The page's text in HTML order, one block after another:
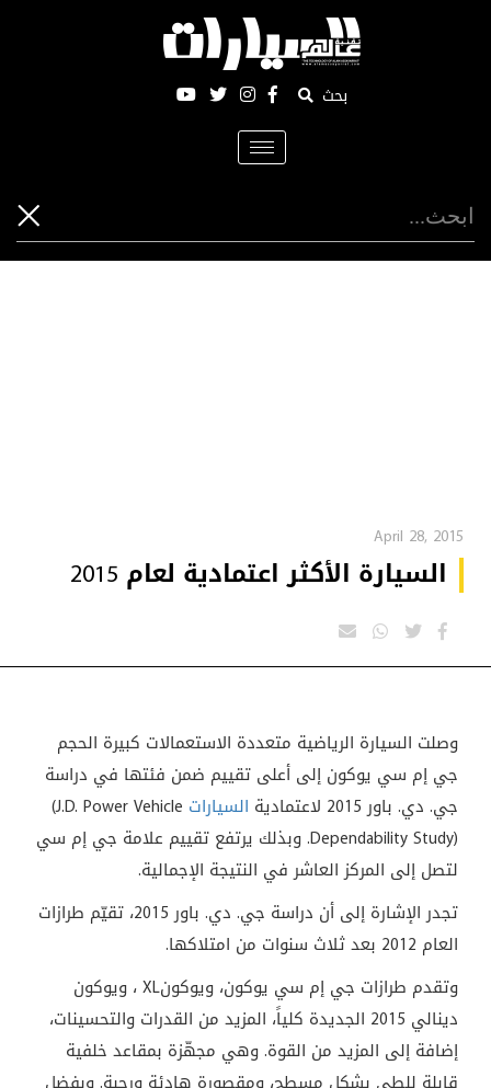
بحث
Toggle
navigation
April 28, 2015
السيارة الأكثر اعتمادية لعام 2015
وصلت السيارة الرياضية متعددة الاستعمالات كبيرة الحجم
جي إم سي يوكون إلى أعلى تقييم ضمن فئتها في دراسة
جي. دي. باور 2015 لاعتمادية
السيارات (J.D. Power Vehicle
Dependability Study). وبذلك يرتفع تقييم علامة جي إم سي
لتصل إلى المركز العاشر في النتيجة الإجمالية.
تجدر الإشارة إلى أن دراسة جي. دي. باور 2015، تقيّم طرازات
العام 2012 بعد ثلاث سنوات من امتلاكها
.
وتقدم طرازات جي إم سي يوكون، ويوكونXL، ويوكون
دينالي 2015 الجديدة كلياً، المزيد من القدرات والتحسينات،
إضافة إلى المزيد من القوة. وهي مجهّزة بمقاعد خلفية